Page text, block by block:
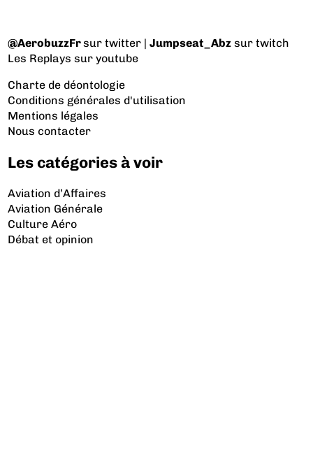
@AerobuzzFrsur twitter |Jumpseat_Abz sur twitch
Les Replays sur youtube
Charte de déontologie
Conditions générales d'utilisation
Mentions légales
Nous contacter
Les catégories à voir
Aviation d’Affaires
Aviation Générale
Culture Aéro
Débat et opinion